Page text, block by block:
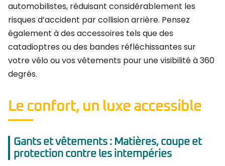
automobilistes, réduisant considérablement les
risques d’accident par collision arrière. Pensez
également à des accessoires tels que des
catadioptres ou des bandes réfléchissantes sur
votre vélo ou vos vêtements pour une visibilité à 360
degrés.
Le confort, un luxe accessible
Gants et vêtements : Matières, coupe et
protection contre les intempéries